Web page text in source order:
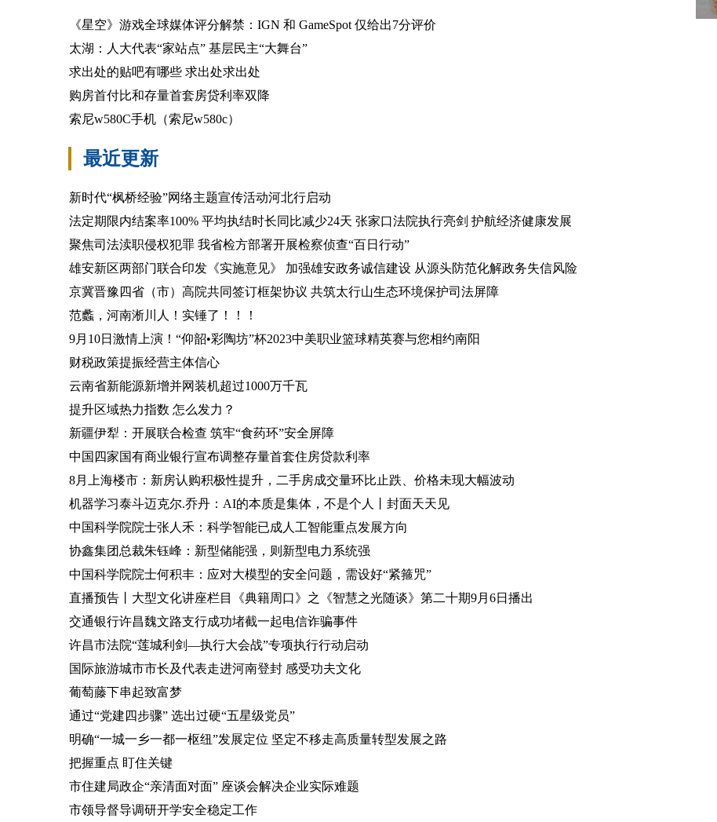
《星空》游戏全球媒体评分解禁：IGN 和 GameSpot 仅给出7分评价
太湖：人大代表“家站点” 基层民主“大舞台”
求出处的贴吧有哪些 求出处求出处
购房首付比和存量首套房贷利率双降
索尼w580C手机（索尼w580c）
最近更新
新时代“枫桥经验”网络主题宣传活动河北行启动
法定期限内结案率100% 平均执结时长同比减少24天 张家口法院执行亮剑 护航经济健康发展
聚焦司法渎职侵权犯罪 我省检方部署开展检察侦查“百日行动”
雄安新区两部门联合印发《实施意见》 加强雄安政务诚信建设 从源头防范化解政务失信风险
京冀晋豫四省（市）高院共同签订框架协议 共筑太行山生态环境保护司法屏障
范蠡，河南淅川人！实锤了！！！
9月10日激情上演！“仰韶•彩陶坊”杯2023中美职业篮球精英赛与您相约南阳
财税政策提振经营主体信心
云南省新能源新增并网装机超过1000万千瓦
提升区域热力指数 怎么发力？
新疆伊犁：开展联合检查 筑牢“食药环”安全屏障
中国四家国有商业银行宣布调整存量首套住房贷款利率
8月上海楼市：新房认购积极性提升，二手房成交量环比止跌、价格未现大幅波动
机器学习泰斗迈克尔.乔丹：AI的本质是集体，不是个人丨封面天天见
中国科学院院士张人禾：科学智能已成人工智能重点发展方向
协鑫集团总裁朱钰峰：新型储能强，则新型电力系统强
中国科学院院士何积丰：应对大模型的安全问题，需设好“紧箍咒”
直播预告丨大型文化讲座栏目《典籍周口》之《智慧之光随谈》第二十期9月6日播出
交通银行许昌魏文路支行成功堵截一起电信诈骗事件
许昌市法院“莲城利剑—执行大会战”专项执行行动启动
国际旅游城市市长及代表走进河南登封 感受功夫文化
葡萄藤下串起致富梦
通过“党建四步骤” 选出过硬“五星级党员”
明确“一城一乡一都一枢纽”发展定位 坚定不移走高质量转型发展之路
把握重点 盯住关键
市住建局政企“亲清面对面” 座谈会解决企业实际难题
市领导督导调研开学安全稳定工作